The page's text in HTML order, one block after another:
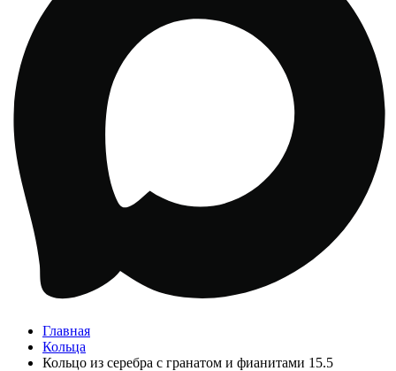
Главная
Кольца
Кольцо из серебра с гранатом и фианитами 15.5